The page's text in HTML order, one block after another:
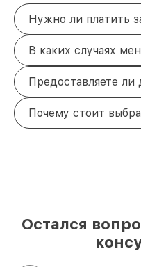
Нужно ли платить
В каких случаях
Предоставляете
Почему стоит
Остался